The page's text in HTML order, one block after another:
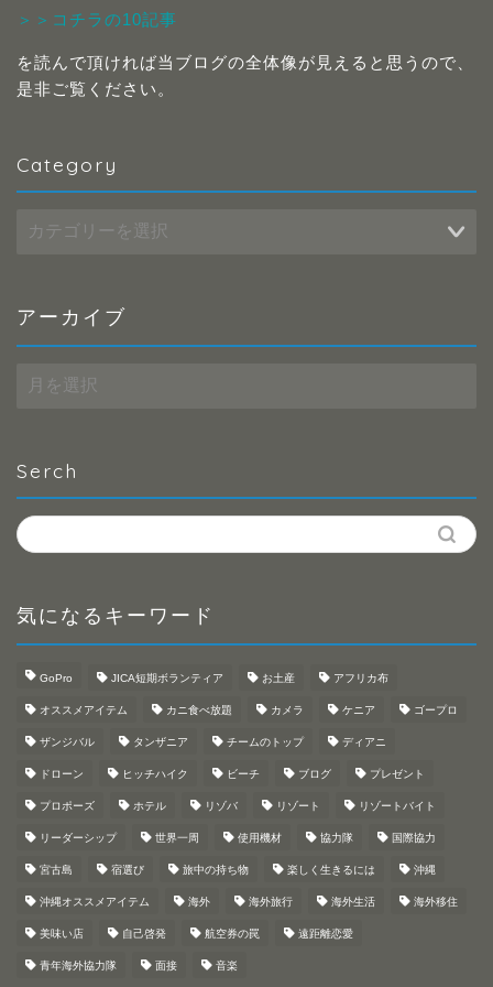
＞＞コチラの10記事
を読んで頂ければ当ブログの全体像が見えると思うので、
是非ご覧ください。
Category
アーカイブ
ー
ブ
Serch
気になるキーワード
GoPro JICA短期ボランティア お土産 アフリカ布
オススメアイテム カニ食べ放題 カメラ ケニア ゴープロ
ザンジバル タンザニア チームのトップ ディアニ
ドローン ヒッチハイク ビーチ ブログ プレゼント
プロポーズ ホテル リゾバ リゾート リゾートバイト
リーダーシップ 世界一周 使用機材 協力隊 国際協力
宮古島 宿選び 旅中の持ち物 楽しく生きるには 沖縄
沖縄オススメアイテム 海外 海外旅行 海外生活 海外移住
美味い店 自己啓発 航空券の罠 遠距離恋愛
青年海外協力隊 面接 音楽